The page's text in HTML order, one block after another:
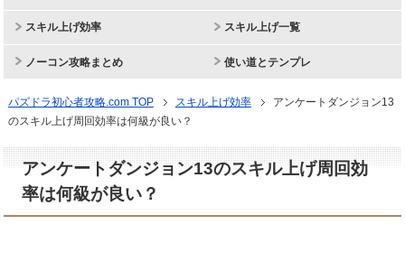
スキル上げ効率 スキル上げ一覧
ノーコン攻略まとめ 使い道とテンプレ
パズドラ初心者攻略.com TOP スキル上げ効率
アンケートダンジョン13
のスキル上げ周回効率は何級が良い？
アンケートダンジョン13のスキル上げ周回効
率は何級が良い？